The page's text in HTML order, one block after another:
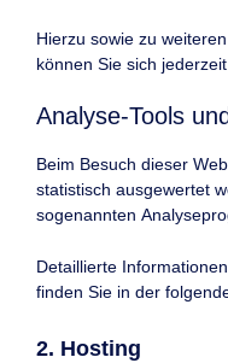
Hierzu sowie zu
können Sie sich
Analyse-Tools
Beim Besuch dieser
statistisch ausgewertet
sogenannten
Detaillierte
finden Sie in der
2. Hosting